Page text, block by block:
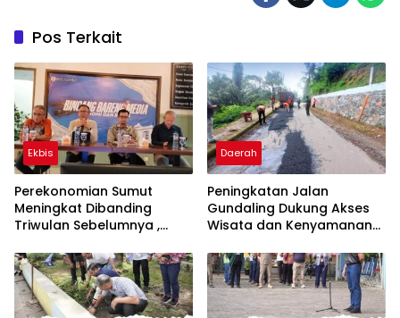
Pos Terkait
Ekbis
Perekonomian Sumut
Meningkat Dibanding
Triwulan Sebelumnya ,
Daerah
Peningkatan Jalan
Gundaling Dukung Akses
Wisata dan Kenyamanan